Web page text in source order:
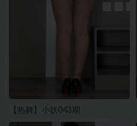
【热舞】小妖043期